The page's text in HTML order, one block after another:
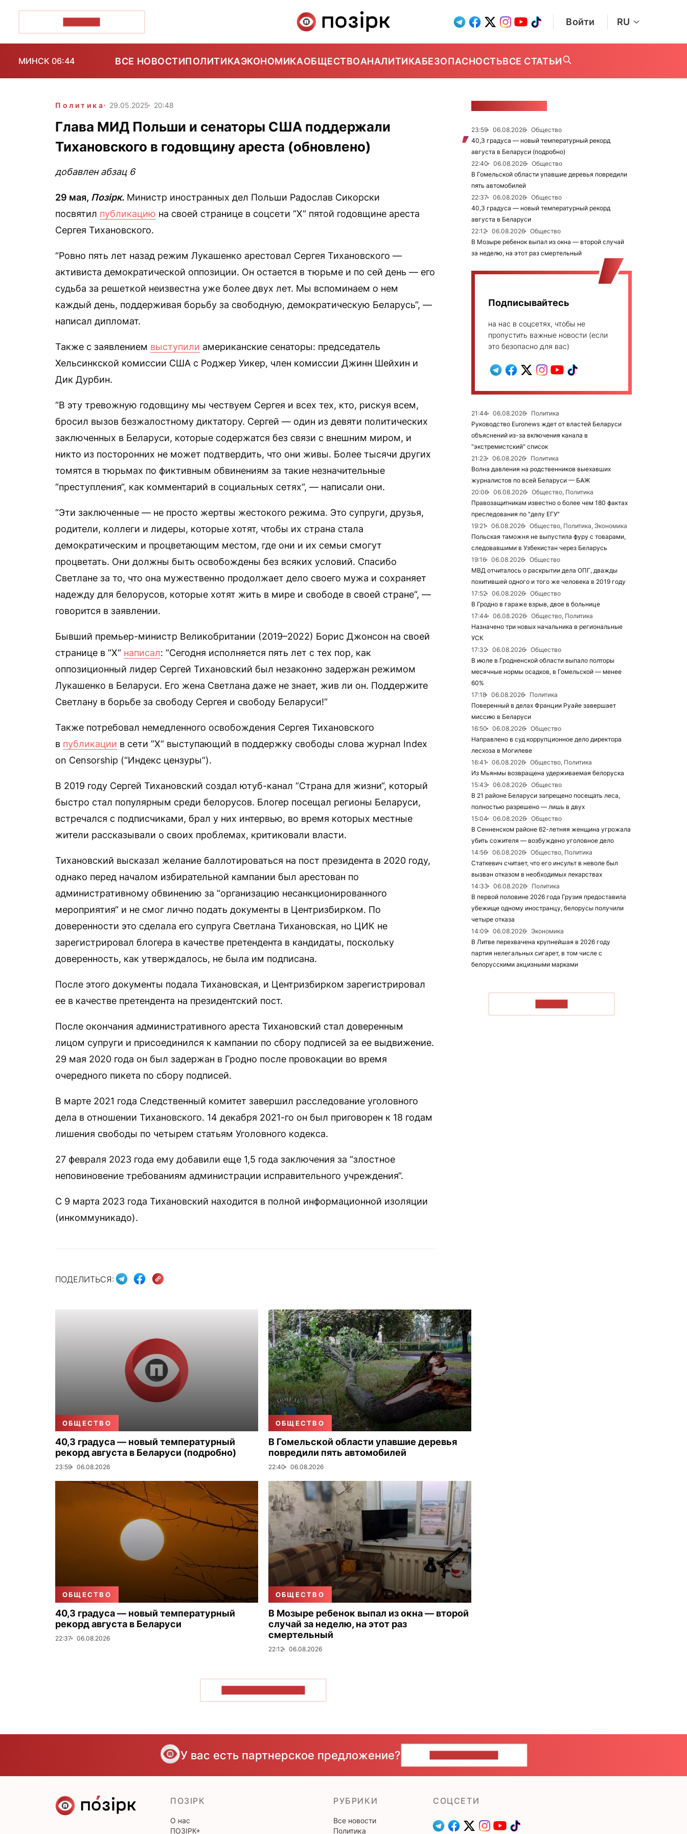
Войти RU
МИНСК 06:44 ВСЕ НОВОСТИПОЛИТИКАЭКОНОМИКАОБЩЕСТВОАНАЛИТИКАБЕЗОПАСНОСТЬВСЕ СТАТЬИ
Политика 29.05.2025 20:48
Глава МИД Польши и сенаторы США поддержали
Тихановского в годовщину ареста (обновлено)
добавлен абзац 6
29 мая, Позірк. Министр иностранных дел Польши Радослав Сикорски
посвятил публикацию на своей странице в соцсети “Х“ пятой годовщине ареста
Сергея Тихановского.
“Ровно пять лет назад режим Лукашенко арестовал Сергея Тихановского —
активиста демократической оппозиции. Он остается в тюрьме и по сей день — его
судьба за решеткой неизвестна уже более двух лет. Мы вспоминаем о нем
каждый день, поддерживая борьбу за свободную, демократическую Беларусь“, —
написал дипломат.
Также с заявлением выступили американские сенаторы: председатель
Хельсинкской комиссии США с Роджер Уикер, член комиссии Джинн Шейхин и
Дик Дурбин.
“В эту тревожную годовщину мы чествуем Сергея и всех тех, кто, рискуя всем,
бросил вызов безжалостному диктатору. Сергей — один из девяти политических
заключенных в Беларуси, которые содержатся без связи с внешним миром, и
никто из посторонних не может подтвердить, что они живы. Более тысячи других
томятся в тюрьмах по фиктивным обвинениям за такие незначительные
“преступления“, как комментарий в социальных сетях“, — написали они.
“Эти заключенные — не просто жертвы жестокого режима. Это супруги, друзья,
родители, коллеги и лидеры, которые хотят, чтобы их страна стала
демократическим и процветающим местом, где они и их семьи смогут
процветать. Они должны быть освобождены без всяких условий. Спасибо
Светлане за то, что она мужественно продолжает дело своего мужа и сохраняет
надежду для белорусов, которые хотят жить в мире и свободе в своей стране“, —
говорится в заявлении.
Бывший премьер-министр Великобритании (2019–2022) Борис Джонсон на своей
странице в “Х“ написал: “Сегодня исполняется пять лет с тех пор, как
оппозиционный лидер Сергей Тихановский был незаконно задержан режимом
Лукашенко в Беларуси. Его жена Светлана даже не знает, жив ли он. Поддержите
Светлану в борьбе за свободу Сергея и свободу Беларуси!“
Также потребовал немедленного освобождения Сергея Тихановского
в публикации в сети “Х“ выступающий в поддержку свободы слова журнал Index
on Censorship (“Индекс цензуры“).
В 2019 году Сергей Тихановский создал ютуб-канал “Страна для жизни“, который
быстро стал популярным среди белорусов. Блогер посещал регионы Беларуси,
встречался с подписчиками, брал у них интервью, во время которых местные
жители рассказывали о своих проблемах, критиковали власти.
Тихановский высказал желание баллотироваться на пост президента в 2020 году,
однако перед началом избирательной кампании был арестован по
административному обвинению за “организацию несанкционированного
мероприятия“ и не смог лично подать документы в Центризбирком. По
доверенности это сделала его супруга Светлана Тихановская, но ЦИК не
зарегистрировал блогера в качестве претендента в кандидаты, поскольку
доверенность, как утверждалось, не была им подписана.
После этого документы подала Тихановская, и Центризбирком зарегистрировал
ее в качестве претендента на президентский пост.
После окончания административного ареста Тихановский стал доверенным
лицом супруги и присоединился к кампании по сбору подписей за ее выдвижение.
29 мая 2020 года он был задержан в Гродно после провокации во время
очередного пикета по сбору подписей.
В марте 2021 года Следственный комитет завершил расследование уголовного
дела в отношении Тихановского. 14 декабря 2021-го он был приговорен к 18 годам
лишения свободы по четырем статьям Уголовного кодекса.
27 февраля 2023 года ему добавили еще 1,5 года заключения за “злостное
неповиновение требованиям администрации исправительного учреждения“.
С 9 марта 2023 года Тихановский находится в полной информационной изоляции
(инкоммуникадо).
ПОДЕЛИТЬСЯ:
ОБЩЕСТВО
40,3 градуса — новый температурный
рекорд августа в Беларуси (подробно)
23:59 06.08.2026
ОБЩЕСТВО
В Гомельской области упавшие деревья
повредили пять автомобилей
22:40 06.08.2026
ОБЩЕСТВО
40,3 градуса — новый температурный
рекорд августа в Беларуси
22:37 06.08.2026
ОБЩЕСТВО
В Мозыре ребенок выпал из окна — второй
случай за неделю, на этот раз
смертельный
22:12 06.08.2026
23:59 06.08.2026
Общество
40,3 градуса — новый температурный рекорд
августа в Беларуси (подробно)
22:40
06.08.2026
Общество
В Гомельской области упавшие деревья повредили
пять автомобилей
22:37
06.08.2026
Общество
40,3 градуса — новый температурный рекорд
августа в Беларуси
22:12
06.08.2026
Общество
В Мозыре ребенок выпал из окна — второй случай
за неделю, на этот раз смертельный
Подписывайтесь
на нас в соцсетях, чтобы не
пропустить важные новости (если
это безопасно для вас)
21:44 06.08.2026
Политика
Руководство Euronews ждет от властей Беларуси
объяснений из-за включения канала в
"экстремистский" список
21:23
06.08.2026
Политика
Волна давления на родственников выехавших
журналистов по всей Беларуси — БАЖ
20:06
06.08.2026
Общество, Политика
Правозащитникам известно о более чем 180 фактах
преследования по "делу ЕГУ"
19:21
06.08.2026
Общество, Политика, Экономика
Польская таможня не выпустила фуру с товарами,
следовавшими в Узбекистан через Беларусь
19:16
06.08.2026
Общество
МВД отчиталось о раскрытии дела ОПГ, дважды
похитившей одного и того же человека в 2019 году
17:52
06.08.2026
Общество
В Гродно в гараже взрыв, двое в больнице
17:44
06.08.2026
Общество, Политика
Назначено три новых начальника в региональные
УСК
17:32
06.08.2026
Общество
В июле в Гродненской области выпало полторы
месячные нормы осадков, в Гомельской — менее
60%
17:18
06.08.2026
Политика
Поверенный в делах Франции Руайе завершает
миссию в Беларуси
16:50
06.08.2026
Общество
Направлено в суд коррупционное дело директора
лесхоза в Могилеве
16:41
06.08.2026
Общество, Политика
Из Мьянмы возвращена удерживаемая белоруска
15:43
06.08.2026
Общество
В 21 районе Беларуси запрещено посещать леса,
полностью разрешено — лишь в двух
15:04
06.08.2026
Общество
В Сенненском районе 62-летняя женщина угрожала
убить сожителя — возбуждено уголовное дело
14:56
06.08.2026
Общество, Политика
Статкевич считает, что его инсульт в неволе был
вызван отказом в необходимых лекарствах
14:33
06.08.2026
Политика
В первой половине 2026 года Грузия предоставила
убежище одному иностранцу, белорусы получили
четыре отказа
14:09
06.08.2026
Экономика
В Литве перехвачена крупнейшая в 2026 году
партия нелегальных сигарет, в том числе с
белорусскими акцизными марками
У вас есть партнерское предложение?
ПОЗІРК
О нас
ПОЗІРК+
РУБРИКИ
Все новости
Политика
CОЦСЕТИ